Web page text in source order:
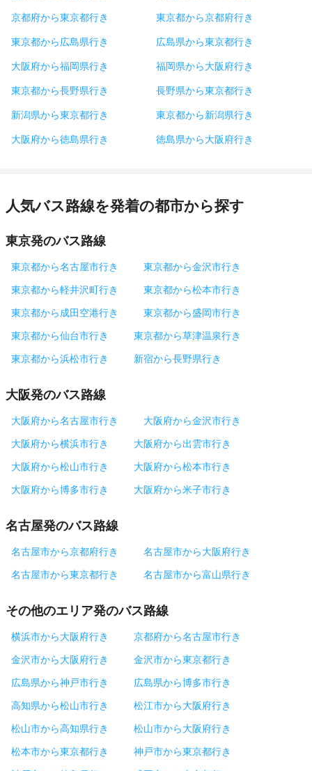
京都府から東京都行き 東京都から京都府行き
東京都から広島県行き 広島県から東京都行き
大阪府から福岡県行き 福岡県から大阪府行き
東京都から長野県行き 長野県から東京都行き
新潟県から東京都行き 東京都から新潟県行き
大阪府から徳島県行き 徳島県から大阪府行き
人気バス路線を発着の都市から探す
東京発のバス路線
東京都から名古屋市行き
東京都から金沢市行き
東京都から軽井沢町行き
東京都から松本市行き
東京都から成田空港行き
東京都から盛岡市行き
東京都から仙台市行き
東京都から草津温泉行き
東京都から浜松市行き
新宿から長野県行き
大阪発のバス路線
大阪府から名古屋市行き
大阪府から金沢市行き
大阪府から横浜市行き
大阪府から出雲市行き
大阪府から松山市行き
大阪府から松本市行き
大阪府から博多市行き
大阪府から米子市行き
名古屋発のバス路線
名古屋市から京都府行き
名古屋市から大阪府行き
名古屋市から東京都行き
名古屋市から富山県行き
その他のエリア発のバス路線
横浜市から大阪府行き
京都府から名古屋市行き
金沢市から大阪府行き
金沢市から東京都行き
広島県から神戸市行き
広島県から博多市行き
高知県から松山市行き
松江市から大阪府行き
松山市から高知県行き
松山市から大阪府行き
松本市から東京都行き
神戸市から東京都行き